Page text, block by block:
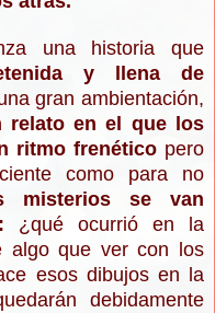
una historia que
y llena de
gran ambientación,
relato en el que los
ritmo frenético pero
como para no
misterios se van
¿qué ocurrió en la
algo que ver con
los
esos dibujos en la
debidamente